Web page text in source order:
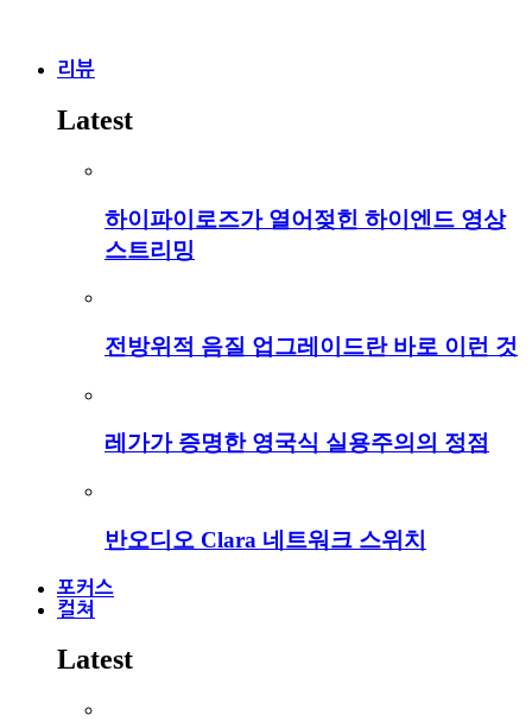
리뷰
Latest
하이파이로즈가 열어젖힌 하이엔드 영상
스트리밍
전방위적 음질 업그레이드란 바로 이런 것
레가가 증명한 영국식 실용주의의 정점
반오디오 Clara 네트워크 스위치
포커스
컬쳐
Latest